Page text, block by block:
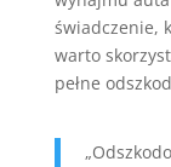
świadczenie,
warto
pełne